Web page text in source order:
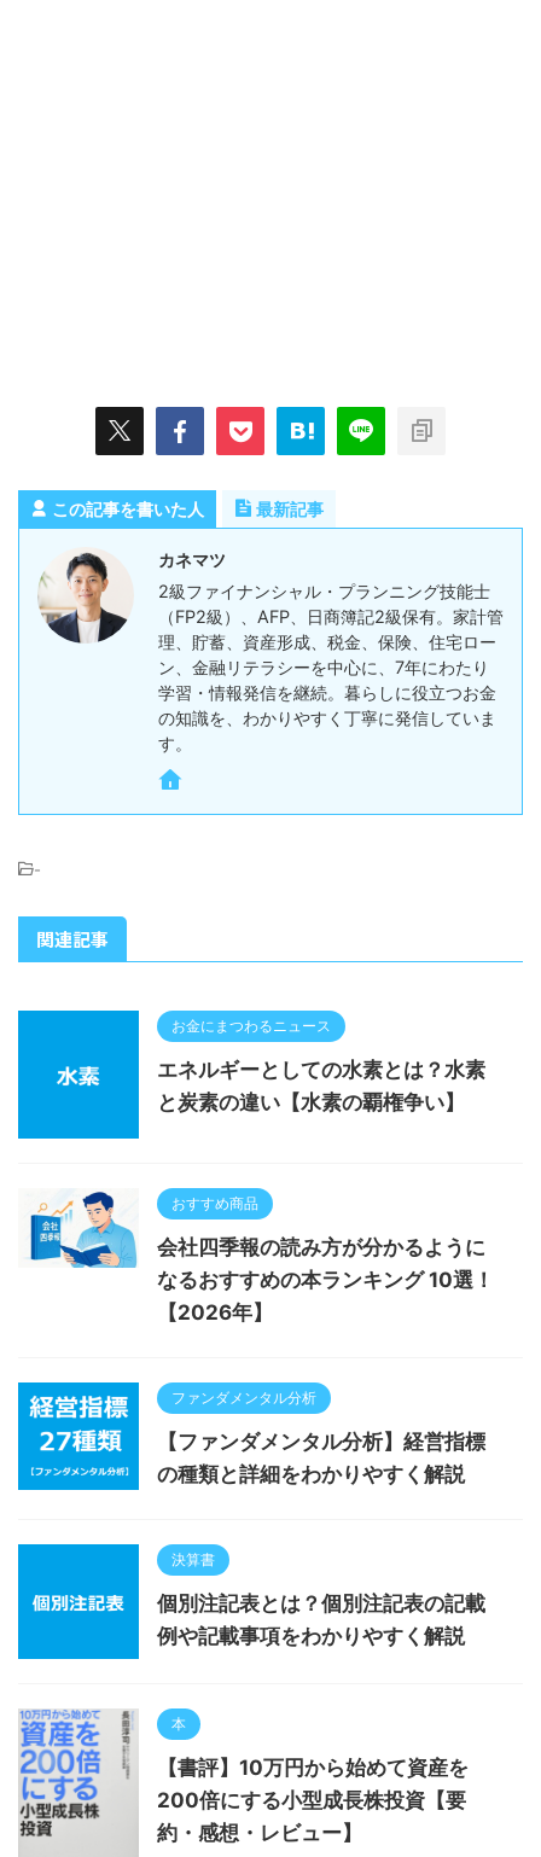
この記事を書いた人 最新記事
カネマツ
2級ファイナンシャル・プランニング技能士
（FP2級）、AFP、日商簿記2級保有。家計管
理、貯蓄、資産形成、税金、保険、住宅ロー
ン、金融リテラシーを中心に、7年にわたり
学習・情報発信を継続。暮らしに役立つお金
の知識を、わかりやすく丁寧に発信していま
す。
-
関連記事
お金にまつわるニュース
エネルギーとしての水素とは？水素
と炭素の違い【水素の覇権争い】
おすすめ商品
会社四季報の読み方が分かるように
なるおすすめの本ランキング 10選！
【2026年】
ファンダメンタル分析
【ファンダメンタル分析】経営指標
の種類と詳細をわかりやすく解説
決算書
個別注記表とは？個別注記表の記載
例や記載事項をわかりやすく解説
本
【書評】10万円から始めて資産を
200倍にする小型成長株投資【要
約・感想・レビュー】